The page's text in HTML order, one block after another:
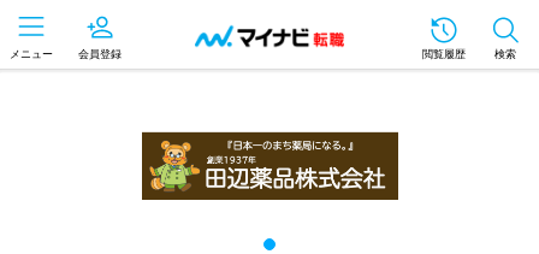
メニュー 会員登録 閲覧履歴 検索